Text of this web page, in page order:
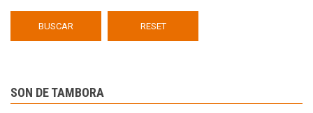
SON DE TAMBORA